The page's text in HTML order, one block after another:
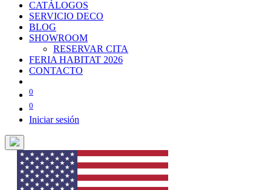
CATÁLOGOS
SERVICIO DECO
BLOG
SHOWROOM
RESERVAR CITA
FERIA HABITAT 2026
CONTACTO
0
0
Iniciar sesión